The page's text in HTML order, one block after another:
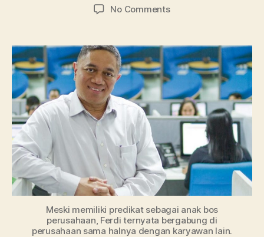
No Commentson
Feriadi
Soeprapto
Sekaligus
Pemilik
JNE
Dulu
Mantan
Meski memiliki predikat sebagai anak bos
perusahaan, Ferdi ternyata bergabung di
perusahaan sama halnya dengan karyawan lain.